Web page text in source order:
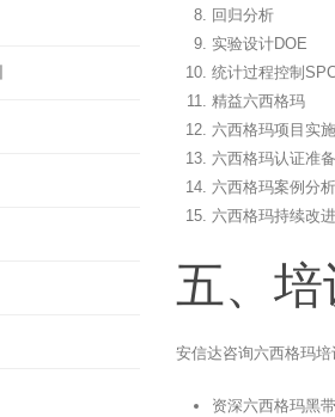
回归分析
实验设计DOE
统计过程控制
精益六西格玛
六西格玛项目实施
六西格玛认证准备
六西格玛案例分析
六西格玛持续改进
五、
安信达咨询六西格玛
资深六西格玛黑